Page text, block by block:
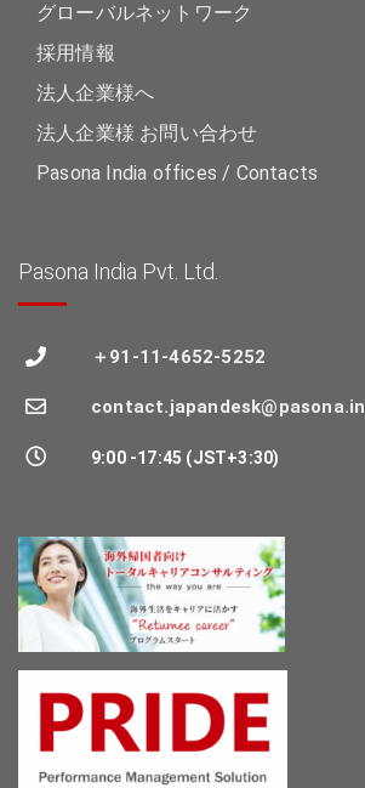
グローバルネットワーク
採用情報
法人企業様へ
法人企業様 お問い合わせ
Pasona India offices / Contacts
Pasona India Pvt. Ltd.
＋91-11-4652-5252
contact.japandesk@pasona.in
9:00 -17:45 (JST+3:30)